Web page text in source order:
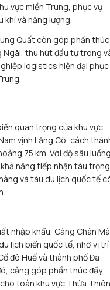
vực miền Trung, phục vụ
và năng lượng.
Quất còn góp phần thúc
Ngãi, thu hút đầu tư trong
logistics hiện đại phục
quan trọng của khu vực
vịnh Lăng Cô, cách
75 km. Với độ sâu
năng tiếp nhận tàu trọng
và tàu du lịch quốc tế
nhập khẩu, Cảng Chân
lịch biển quốc tế, nhờ vị trí
đô Huế và thành phố Đà
cảng góp phần thúc đẩy
toàn khu vực Thừa Thiên